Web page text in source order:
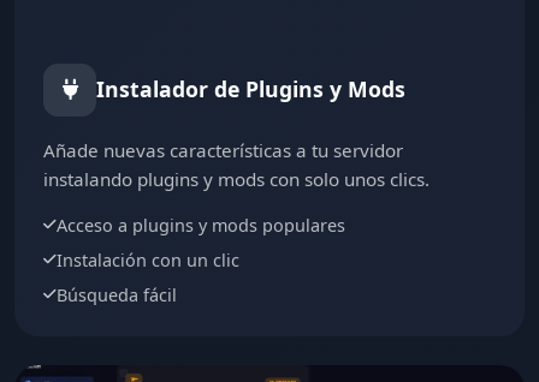
Instalador de Plugins y Mods
Añade nuevas características a tu servidor
instalando plugins y mods con solo unos clics.
Acceso a plugins y mods populares
Instalación con un clic
Búsqueda fácil